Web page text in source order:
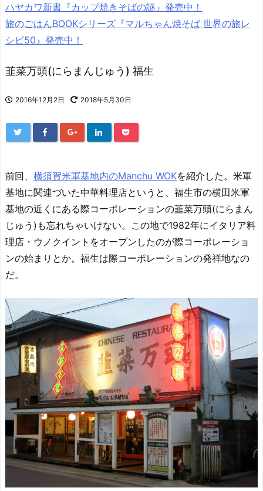
ハヤカワ新書『カップ焼きそばの謎』発売中！
旅のごはんBOOKシリーズ『マルちゃん焼そば 世界の旅レ
シピ50』発売中！
韮菜万頭(にらまんじゅう) 福生
2016年12月2日 2018年5月30日
前回、 横須賀米軍基地内のManchu WOKを紹介した。米軍
基地に関連づいた中華料理店というと、福生市の横田米軍
基地の近くにある際コーポレーションの韮菜万頭(にらまん
じゅう)も忘れちゃいけない。この地で1982年にイタリア料
理店・ウノクイントをオープンしたのが際コーポレーショ
ンの始まりとか。福生は際コーポレーションの発祥地なの
だ。